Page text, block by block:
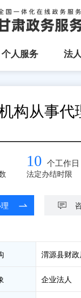
个人服务 法
构从事代
10 个工作日
法定办结时限
渭源县财政
企业法人